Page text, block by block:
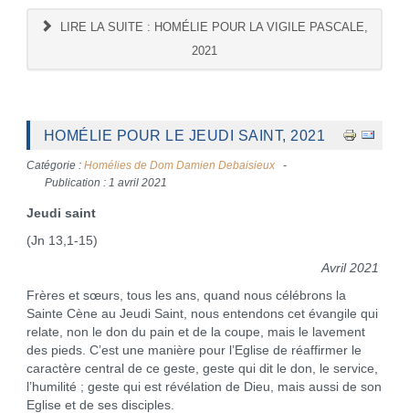
LIRE LA SUITE : HOMÉLIE POUR LA VIGILE PASCALE,
2021
HOMÉLIE POUR LE JEUDI SAINT, 2021
Catégorie : Homélies de Dom Damien Debaisieux
Publication : 1 avril 2021
Jeudi saint
(Jn 13,1-15)
Avril 2021
Frères et sœurs, tous les ans, quand nous célébrons la
Sainte Cène au Jeudi Saint, nous entendons cet évangile qui
relate, non le don du pain et de la coupe, mais le lavement
des pieds. C’est une manière pour l’Eglise de réaffirmer le
caractère central de ce geste, geste qui dit le don, le service,
l’humilité ; geste qui est révélation de Dieu, mais aussi de son
Eglise et de ses disciples.